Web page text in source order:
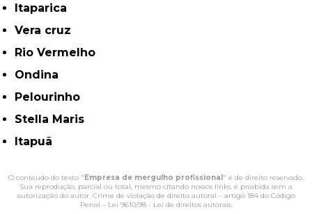
Itaparica
Vera cruz
Rio Vermelho
Ondina
Pelourinho
Stella Maris
Itapuã
O conteúdo do texto "Empresa de mergulho profissional" é de direito reservado.
Sua reprodução, parcial ou total, mesmo citando nossos links, é proibida sem a
autorização do autor. Crime de violação de direito autoral – artigo 184 do Código
Penal – Lei 9610/98 - Lei de direitos autorais.